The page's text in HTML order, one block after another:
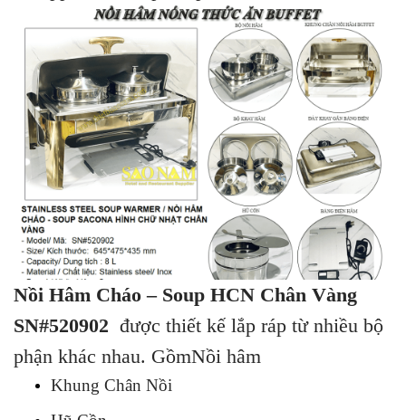
Nồi Hâm Cháo – Soup HCN Chân Vàng
SN#520902 được thiết kế lắp ráp từ nhiều bộ
phận khác nhau. GồmNồi hâm
Khung Chân Nồi